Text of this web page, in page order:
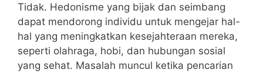
Tidak. Hedonisme yang bijak dan seimbang
dapat mendorong individu untuk mengejar hal-
hal yang meningkatkan kesejahteraan mereka,
seperti olahraga, hobi, dan hubungan sosial
yang sehat. Masalah muncul ketika pencarian